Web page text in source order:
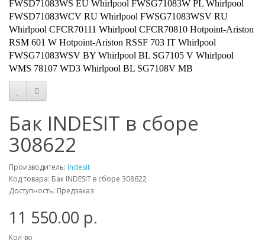
FWSD71083WS EU Whirlpool FWSG71083W PL Whirlpool
FWSD71083WCV RU Whirlpool FWSG71083WSV RU
Whirlpool CFCR70111 Whirlpool CFCR70810 Hotpoint-Ariston
RSM 601 W Hotpoint-Ariston RSSF 703 IT Whirlpool
FWSG71083WSV BY Whirlpool BL SG7105 V Whirlpool
WMS 78107 WD3 Whirlpool BL SG7108V MB
Бак INDESIT в сборе
308622
Производитель: Indesit
Код товара: Бак INDESIT в сборе 308622
Доступность: Предзаказ
11 550.00 р.
Кол-во